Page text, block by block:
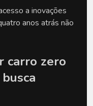
a inovações
anos atrás não
carro zero